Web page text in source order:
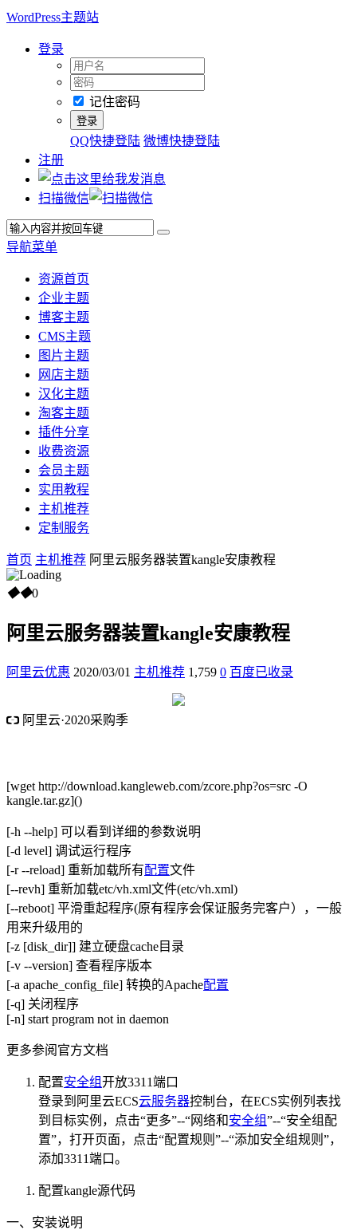
WordPress主题站
登录
记住密码
QQ快捷登陆 微博快捷登陆
注册
扫描微信
导航菜单
资源首页
企业主题
博客主题
CMS主题
图片主题
网店主题
汉化主题
淘客主题
插件分享
收费资源
会员主题
实用教程
主机推荐
定制服务
首页 主机推荐 阿里云服务器装置kangle安康教程
◆◆0
阿里云服务器装置kangle安康教程
阿里云优惠 2020/03/01 主机推荐 1,759 0 百度已收录
阿里云·2020采购季
[wget http://download.kangleweb.com/zcore.php?os=src -O
kangle.tar.gz]()
[-h --help] 可以看到详细的参数说明
[-d level] 调试运行程序
[-r --reload] 重新加载所有配置文件
[--revh] 重新加载etc/vh.xml文件(etc/vh.xml)
[--reboot] 平滑重起程序(原有程序会保证服务完客户），一般
用来升级用的
[-z [disk_dir]] 建立硬盘cache目录
[-v --version] 查看程序版本
[-a apache_config_file] 转换的Apache配置
[-q] 关闭程序
[-n] start program not in daemon
更多参阅官方文档
配置安全组开放3311端口
登录到阿里云ECS云服务器控制台，在ECS实例列表找
到目标实例，点击“更多”--“网络和安全组”--“安全组配
置”，打开页面，点击“配置规则”--“添加安全组规则”，
添加3311端口。
配置kangle源代码
一、安装说明